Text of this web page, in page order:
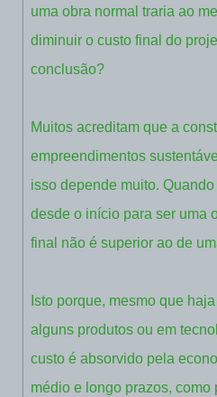
uma obra normal traria ao
diminuir o custo final do
conclusão?
Muitos acreditam que a
empreendimentos
isso depende muito.
desde o início para ser uma
final não é superior ao de
Isto porque, mesmo que
alguns produtos ou em
custo é absorvido pela
médio e longo prazos, como